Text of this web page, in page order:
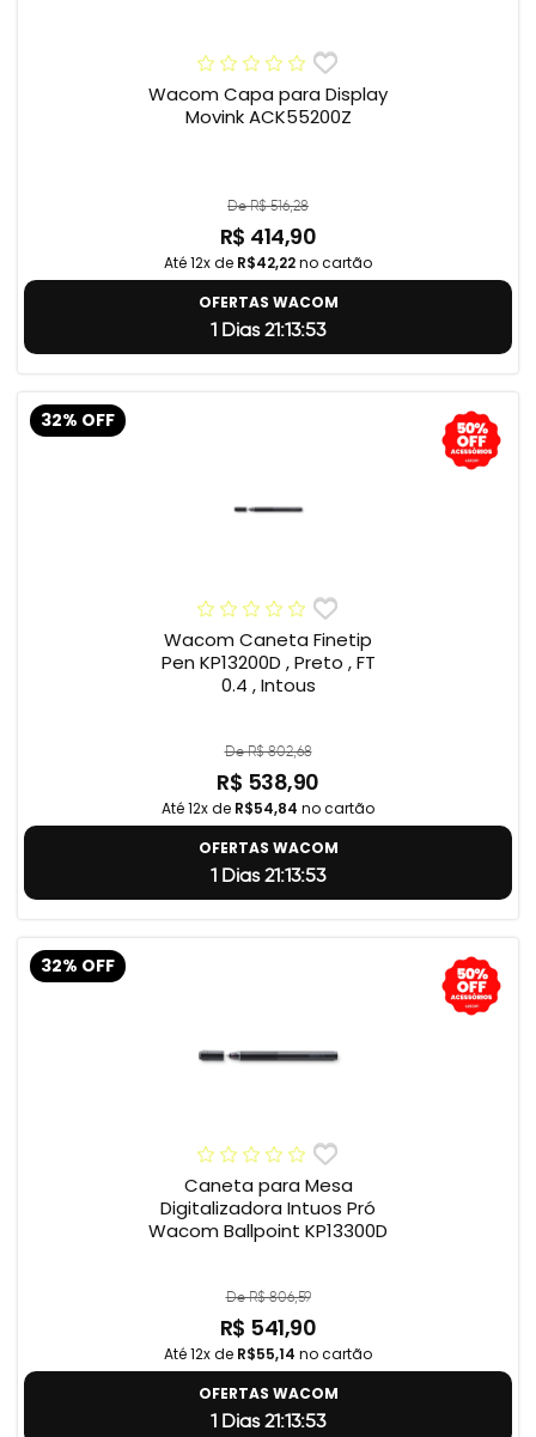
Wacom Capa para Display
Movink ACK55200Z
De R$ 516,28
R$ 414,90
Até 12x de R$42,22no cartão
OFERTAS WACOM
1 Dias 21:13:52
32% OFF
Wacom Caneta Finetip
Pen KP13200D , Preto , FT
0.4 , Intous
De R$ 802,68
R$ 538,90
Até 12x de R$54,84 no cartão
OFERTAS WACOM
1 Dias 21:13:52
32% OFF
Caneta para Mesa
Digitalizadora Intuos Pró
Wacom Ballpoint KP13300D
De R$ 806,59
R$ 541,90
Até 12x de R$55,14 no cartão
OFERTAS WACOM
1 Dias 21:13:52